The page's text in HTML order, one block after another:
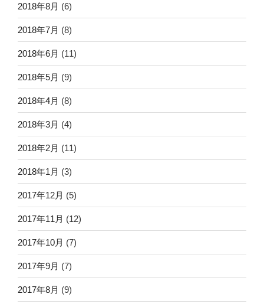
2018年8月 (6)
2018年7月 (8)
2018年6月 (11)
2018年5月 (9)
2018年4月 (8)
2018年3月 (4)
2018年2月 (11)
2018年1月 (3)
2017年12月 (5)
2017年11月 (12)
2017年10月 (7)
2017年9月 (7)
2017年8月 (9)